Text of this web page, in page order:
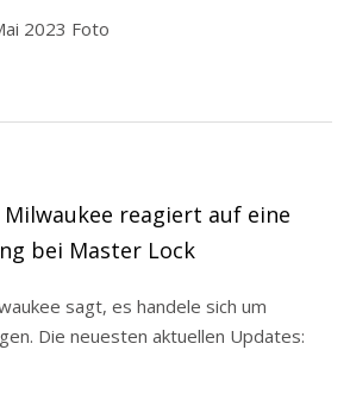
18. Mai 2023 Foto
Milwaukee reagiert auf eine
bei Master Lock
sagt, es handele sich um
Die neuesten aktuellen Updates: